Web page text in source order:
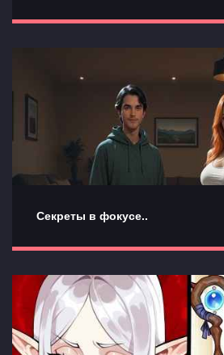
Секреты в фокусе..